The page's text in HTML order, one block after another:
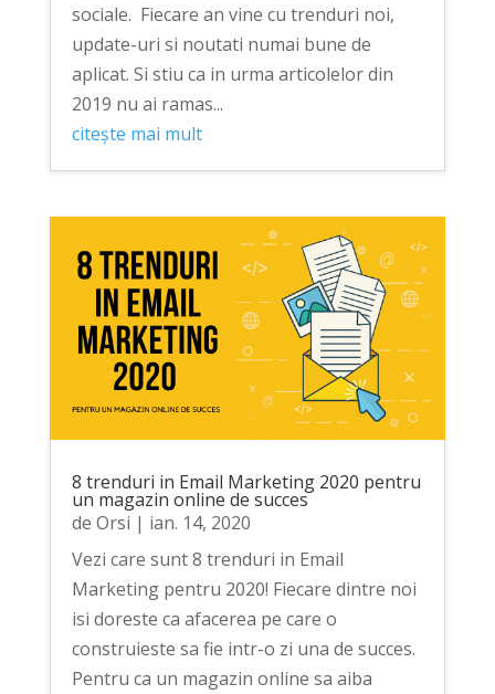
sociale. Fiecare an vine cu trenduri noi,
update-uri si noutati numai bune de
aplicat. Si stiu ca in urma articolelor din
2019 nu ai ramas...
citește mai mult
8 trenduri in Email Marketing 2020 pentru
un magazin online de succes
de Orsi | ian. 14, 2020
Vezi care sunt 8 trenduri in Email
Marketing pentru 2020! Fiecare dintre noi
isi doreste ca afacerea pe care o
construieste sa fie intr-o zi una de succes.
Pentru ca un magazin online sa aiba